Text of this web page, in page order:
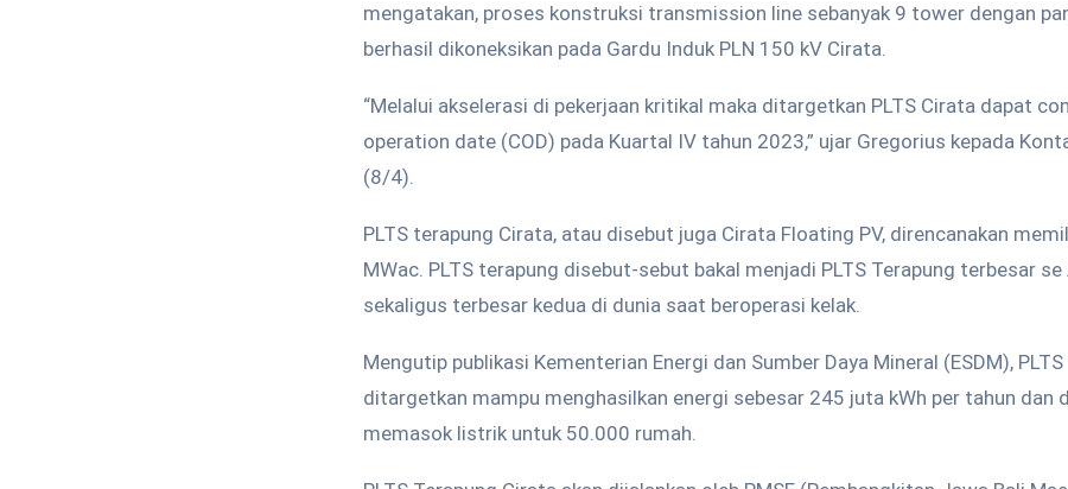
mengatakan, proses konstruksi transmission line sebanyak 9 tower dengan
berhasil dikoneksikan pada Gardu Induk PLN 150 kV Cirata.
“Melalui akselerasi di pekerjaan kritikal maka ditargetkan PLTS Cirata dapat
operation date (COD) pada Kuartal IV tahun 2023,” ujar Gregorius kepada
(8/4).
PLTS terapung Cirata, atau disebut juga Cirata Floating PV, direncanakan
MWac. PLTS terapung disebut-sebut bakal menjadi PLTS Terapung terbesar
sekaligus terbesar kedua di dunia saat beroperasi kelak.
Mengutip publikasi Kementerian Energi dan Sumber Daya Mineral (ESDM),
ditargetkan mampu menghasilkan energi sebesar 245 juta kWh per tahun dan
memasok listrik untuk 50.000 rumah.